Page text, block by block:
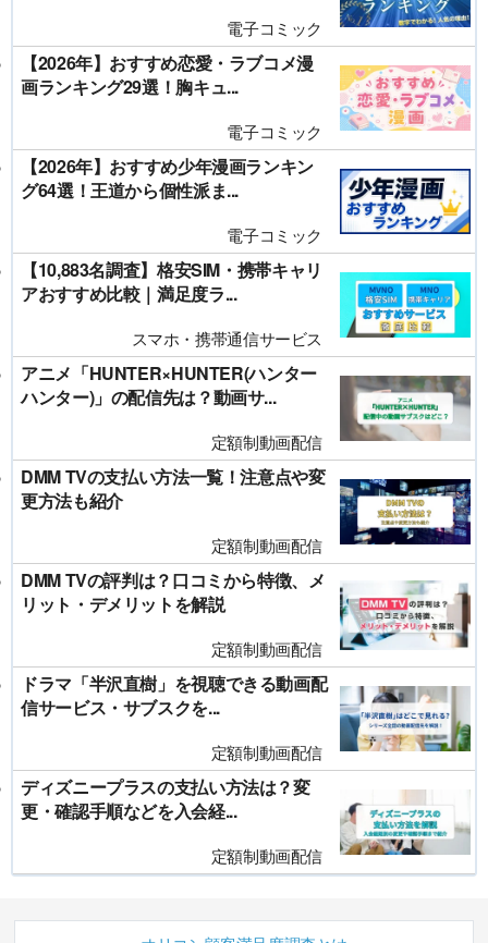
電子コミック
【2026年】おすすめ恋愛・ラブコメ漫
画ランキング29選！胸キュ...
電子コミック
【2026年】おすすめ少年漫画ランキン
グ64選！王道から個性派ま...
電子コミック
【10,883名調査】格安SIM・携帯キャリ
アおすすめ比較｜満足度ラ...
スマホ・携帯通信サービス
アニメ「HUNTER×HUNTER(ハンター
ハンター)」の配信先は？動画サ...
定額制動画配信
DMM TVの支払い方法一覧！注意点や変
更方法も紹介
定額制動画配信
DMM TVの評判は？口コミから特徴、メ
リット・デメリットを解説
定額制動画配信
ドラマ「半沢直樹」を視聴できる動画配
信サービス・サブスクを...
定額制動画配信
ディズニープラスの支払い方法は？変
更・確認手順などを入会経...
定額制動画配信